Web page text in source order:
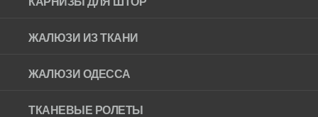
ЖАЛЮЗИ ИЗ ТКАНИ
ЖАЛЮЗИ ОДЕССА
ТКАНЕВЫЕ РОЛЕТЫ